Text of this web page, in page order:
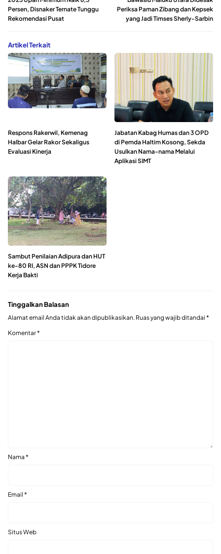
Persen, Disnaker Ternate Tunggu
Rekomendasi Pusat
Periksa Paman Zibang dan Kepsek
yang Jadi Timses Sherly-Sarbin
Artikel Terkait
Respons Rakerwil, Kemenag
Halbar Gelar Rakor Sekaligus
Evaluasi Kinerja
Jabatan Kabag Humas dan 3 OPD
di Pemda Haltim Kosong, Sekda
Usulkan Nama-nama Melalui
Aplikasi SIMT
Sambut Penilaian Adipura dan HUT
ke-80 RI, ASN dan PPPK Tidore
Kerja Bakti
Tinggalkan Balasan
Alamat email Anda tidak akan dipublikasikan. Ruas yang wajib ditandai *
Komentar*
Nama *
Email *
Situs Web